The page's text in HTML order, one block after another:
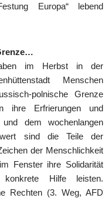
Europa“ lebend
im Herbst in der
Menschen
polnische Grenze
ihre Erfrierungen und
dem wochenlangen
sind die Teile der
der Menschlichkeit
Fenster ihre Solidarität
Hilfe leisten.
Rechten (3. Weg, AFD